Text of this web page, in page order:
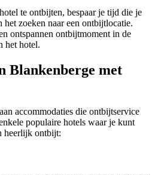
te ontbijten, bespaar je tijd die je
het zoeken naar een ontbijtlocatie.
ontspannen ontbijtmoment in de
het hotel.
Blankenberge met
accommodaties die ontbijtservice
populaire hotels waar je kunt
heerlijk ontbijt: